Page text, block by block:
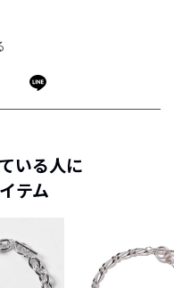
いる人に
テム